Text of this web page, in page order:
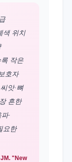
색 위치
작은
호자
앗·뼈
흔한
·
요한
"New